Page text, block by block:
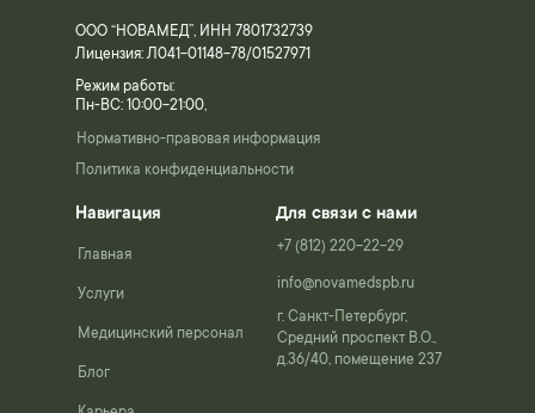
Навигация Для связи с нами
Лицензия: Л041-01148-78/01527971
ООО “НОВАМЕД”, ИНН 7801732739
Режим работы:
Пн-ВС: 10:00-21:00,
Главная
Услуги
Медицинский персонал
Блог
+7 (812) 220-22-29
info@novamedspb.ru
г. Санкт-Петербург,
Средний проспект В.О.,
д.36/40, помещение 237
Нормативно-правовая информация
Политика конфиденциальности